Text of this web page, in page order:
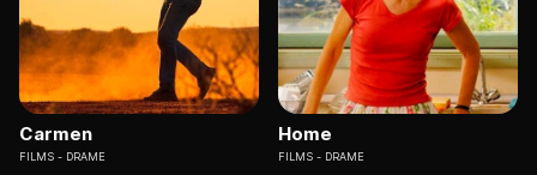
Carmen
FILMS DRAME
Home
FILMS DRAME